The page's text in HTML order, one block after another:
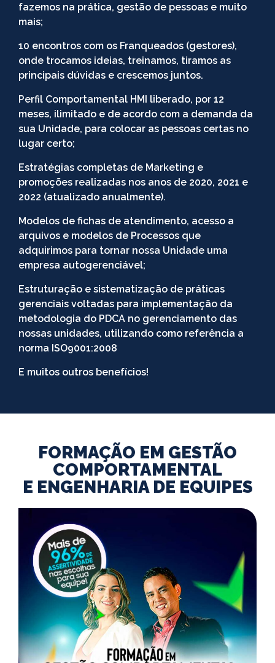
fazemos na prática, gestão de pessoas e muito
mais;
10 encontros com os Franqueados (gestores),
onde trocamos ideias, treinamos, tiramos as
principais dúvidas e crescemos juntos.
Perfil Comportamental HMI liberado, por 12
meses, ilimitado e de acordo com a demanda da
sua Unidade, para colocar as pessoas certas no
lugar certo;
Estratégias completas de Marketing e
promoções realizadas nos anos de 2020, 2021 e
2022 (atualizado anualmente).
Modelos de fichas de atendimento, acesso a
arquivos e modelos de Processos que
adquirimos para tornar nossa Unidade uma
empresa autogerenciável;
Estruturação e sistematização de práticas
gerenciais voltadas para implementação da
metodologia do PDCA no gerenciamento das
nossas unidades, utilizando como referência a
norma ISO9001:2008
E muitos outros benefícios!
FORMAÇÃO EM GESTÃO
COMPORTAMENTAL
E ENGENHARIA DE EQUIPES